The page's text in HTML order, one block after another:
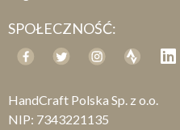
SPOŁECZNOŚĆ:
HandCraft Polska Sp. z o.o.
NIP: 7343221135